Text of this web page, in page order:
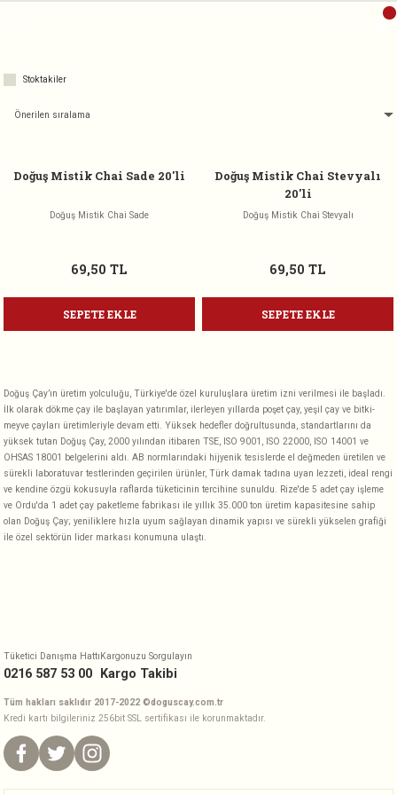
Stoktakiler
Doğuş Mistik Chai Sade 20'li
Doğuş Mistik Chai Sade
69,50 TL
SEPETE EKLE
Doğuş Mistik Chai Stevyalı
20'li
Doğuş Mistik Chai Stevyalı
69,50 TL
SEPETE EKLE
Doğuş Çay’ın üretim yolculuğu, Türkiye'de özel kuruluşlara üretim izni verilmesi ile başladı.
İlk olarak dökme çay ile başlayan yatırımlar, ilerleyen yıllarda poşet çay, yeşil çay ve bitki-
meyve çayları üretimleriyle devam etti. Yüksek hedefler doğrultusunda, standartlarını da
yüksek tutan Doğuş Çay, 2000 yılından itibaren TSE, ISO 9001, ISO 22000, ISO 14001 ve
OHSAS 18001 belgelerini aldı. AB normlarındaki hijyenik tesislerde el değmeden üretilen ve
sürekli laboratuvar testlerinden geçirilen ürünler, Türk damak tadına uyan lezzeti, ideal rengi
ve kendine özgü kokusuyla raflarda tüketicinin tercihine sunuldu. Rize'de 5 adet çay işleme
ve Ordu'da 1 adet çay paketleme fabrikası ile yıllık 35.000 ton üretim kapasitesine sahip
olan Doğuş Çay; yeniliklere hızla uyum sağlayan dinamik yapısı ve sürekli yükselen grafiği
ile özel sektörün lider markası konumuna ulaştı.
Tüketici Danışma Hattı
0216 587 53 00
Kargonuzu Sorgulayın
Kargo Takibi
Tüm hakları saklıdır 2017-2022 ©doguscay.com.tr
Kredi kartı bilgileriniz 256bit SSL sertifikası ile korunmaktadır.